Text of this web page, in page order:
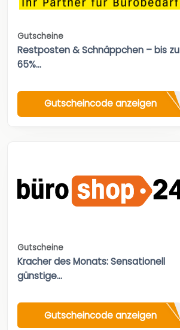
Gutscheine
Restposten & Schnäppchen – bis zu
65%...
Gutscheincode anzeigen
Gutscheine
Kracher des Monats: Sensationell
günstige...
Gutscheincode anzeigen